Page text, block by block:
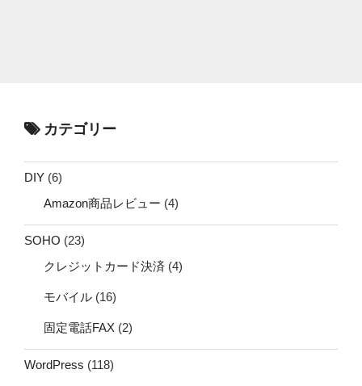
カテゴリー
DIY (6)
Amazon商品レビュー (4)
SOHO (23)
クレジットカード決済 (4)
モバイル (16)
固定電話FAX (2)
WordPress (118)